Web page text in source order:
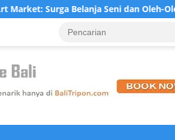
Seni dan Oleh-Oleh Khas Bali di